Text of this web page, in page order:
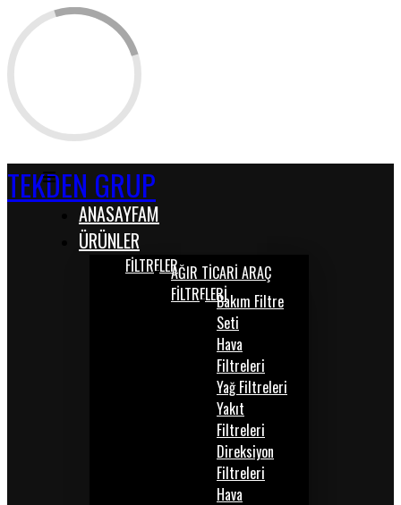
TEKDEN GRUP
ANASAYFAM
ÜRÜNLER
FİLTRELERAĞIR TİCARİ ARAÇ
FİLTRELERİBakım Filtre
Seti
Hava
Filtreleri
Yağ Filtreleri
Yakıt
Filtreleri
Direksiyon
Filtreleri
Hava